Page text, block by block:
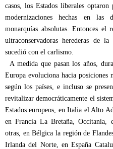
casos, los Estados liberales
modernizaciones hechas en las
monarquías absolutas. Entonces el
ultraconservadoras herederas de
sucedió con el carlismo.
A medida que pasan los años,
Europa evoluciona hacia posiciones
según los países, e incluso se
revitalizar democráticamente el
Estados europeos, en Italia el Alto
en Francia La Bretaña, Occitania,
otras, en Bélgica la región de
Irlanda del Norte, en España